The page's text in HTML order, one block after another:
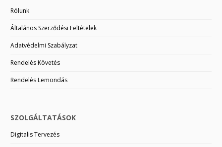
Rólunk
Általános Szerződési Feltételek
Adatvédelmi Szabályzat
Rendelés Követés
Rendelés Lemondás
SZOLGÁLTATÁSOK
Digitalis Tervezés